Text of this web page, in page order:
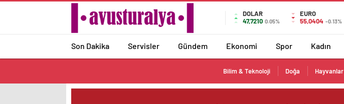
DOLAR
47,7210 0.05%
EURO
55,0404 -0.13%
Son Dakika Servisler Gündem Ekonomi Spor Kadın
Bilim & Teknoloji Doğa Hayvanlar